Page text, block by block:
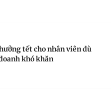
tết cho nhân viên dù
khó khăn